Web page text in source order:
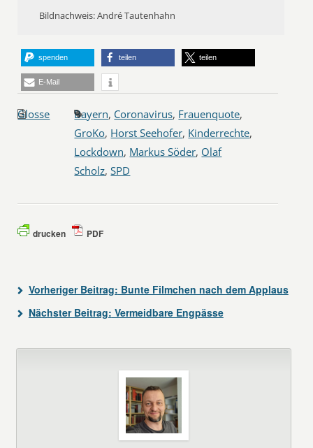
Bildnachweis: André Tautenhahn
spenden teilen teilen
E-Mail
Glosse Bayern, Coronavirus, Frauenquote,
GroKo, Horst Seehofer, Kinderrechte,
Lockdown, Markus Söder, Olaf
Scholz,SPD
drucken PDF
Vorheriger Beitrag: Bunte Filmchen nach dem Applaus
Nächster Beitrag: Vermeidbare Engpässe